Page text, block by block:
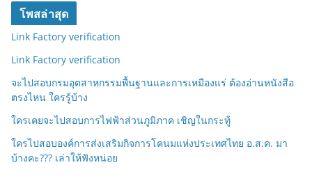
โพสล่าสุด
Link Factory verification
Link Factory verification
จะไปสอบกรมอุตสาหกรรมพื้นฐานและการเหมืองแร่ ต้องอ่านหนังสือ
ตรงไหน ใครรู้บ้าง
ใครเคยจะไปสอบการไฟฟ้าส่วนภูมิภาค เชิญในกระทู้
ใครไปสอบองค์การส่งเสริมกิจการโคนมแห่งประเทศไทย อ.ส.ค. มา
บ้างคะ??? เล่าให้ฟังหน่อย